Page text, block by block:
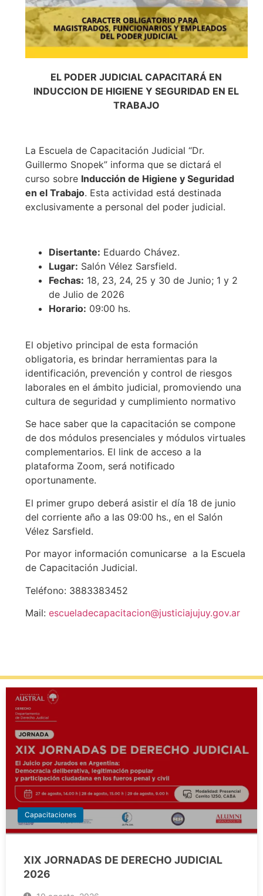
EL PODER JUDICIAL CAPACITARÁ EN
INDUCCION DE HIGIENE Y SEGURIDAD EN EL
TRABAJO
La Escuela de Capacitación Judicial “Dr.
Guillermo Snopek” informa que se dictará el
curso sobre Inducción de Higiene y Seguridad
en el Trabajo. Esta actividad está destinada
exclusivamente a personal del poder judicial.
Disertante: Eduardo Chávez.
Lugar: Salón Vélez Sarsfield.
Fechas: 18, 23, 24, 25 y 30 de Junio; 1 y 2
de Julio de 2026
Horario: 09:00 hs.
El objetivo principal de esta formación
obligatoria, es brindar herramientas para la
identificación, prevención y control de riesgos
laborales en el ámbito judicial, promoviendo una
cultura de seguridad y cumplimiento normativo
Se hace saber que la capacitación se compone
de dos módulos presenciales y módulos virtuales
complementarios. El link de acceso a la
plataforma Zoom, será notificado
oportunamente.
El primer grupo deberá asistir el día 18 de junio
del corriente año a las 09:00 hs., en el Salón
Vélez Sarsfield.
Por mayor información comunicarse a la Escuela
de Capacitación Judicial.
Teléfono: 3883383452
Mail: escueladecapacitacion@justiciajujuy.gov.ar
Capacitaciones
XIX JORNADAS DE DERECHO JUDICIAL
2026